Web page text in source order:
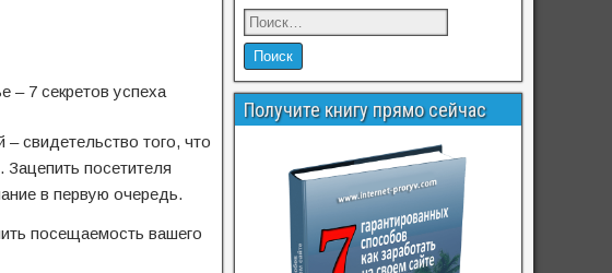
– 7 секретов успеха
свидетельство того, что
посетителя
в первую очередь.
посещаемость вашего
Получите книгу прямо сейчас